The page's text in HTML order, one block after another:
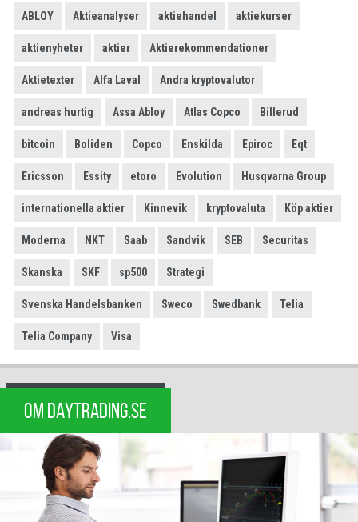
ABLOY Aktieanalyser aktiehandel aktiekurser
aktienyheter aktier Aktierekommendationer
Aktietexter Alfa Laval Andra kryptovalutor
andreas hurtig Assa Abloy Atlas Copco Billerud
bitcoin Boliden Copco Enskilda Epiroc Eqt
Ericsson Essity etoro Evolution Husqvarna Group
internationella aktier Kinnevik kryptovaluta Köp aktier
Moderna NKT Saab Sandvik SEB Securitas
Skanska SKF sp500 Strategi
Svenska Handelsbanken Sweco Swedbank Telia
Telia Company Visa
OM DAYTRADING.SE